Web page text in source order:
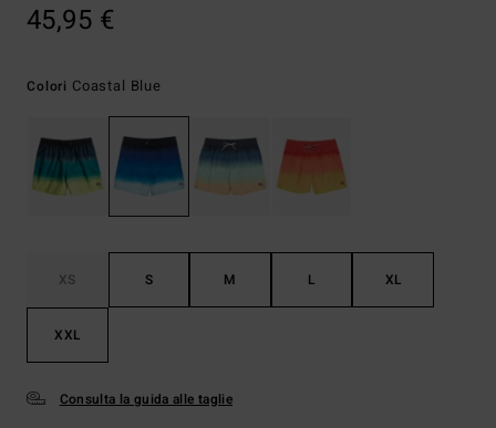
45,95 €
Colori Coastal Blue
XS S M L XL
XXL
Consulta la guida alle taglie